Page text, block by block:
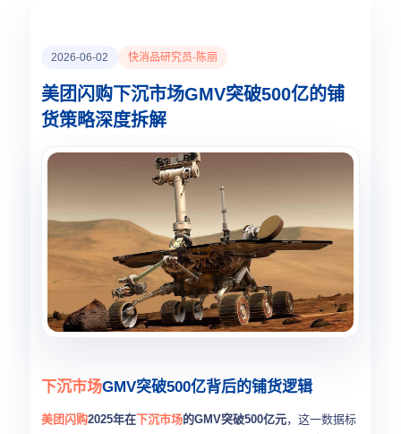
2026-06-02 快消品研究员-陈丽
美团闪购下沉市场GMV突破500亿的铺
货策略深度拆解
下沉市场GMV突破500亿背后的铺货逻辑
美团闪购2025年在下沉市场的GMV突破500亿元，这一数据标